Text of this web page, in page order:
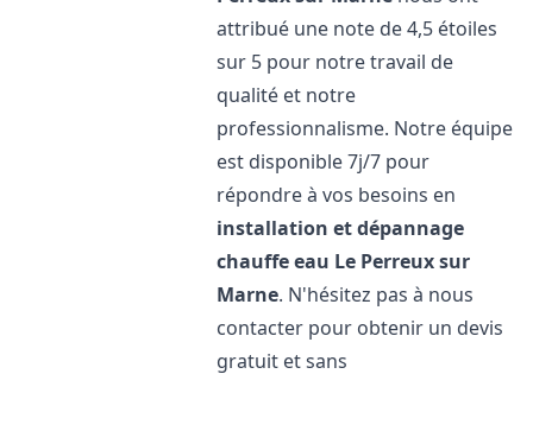
attribué une note de 4,5 étoiles
sur 5 pour notre travail de
qualité et notre
professionnalisme. Notre équipe
est disponible 7j/7 pour
répondre à vos besoins en
installation et dépannage
chauffe eau Le Perreux sur
Marne. N'hésitez pas à nous
contacter pour obtenir un devis
gratuit et sans